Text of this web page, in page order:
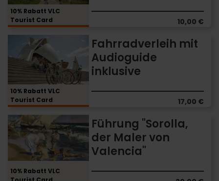
10% Rabatt VLC
Tourist Card
10,00 €
10% Rabatt VLC
Tourist Card
Fahrradverleih mit
Audioguide
inklusive
17,00 €
Fahrradverleih
Audioguide
inklusive
10% Rabatt VLC
Führung "Sorolla,
der Maler von
Valencia"
Führung
"Sorolla,
der
Maler
von
Valencia"